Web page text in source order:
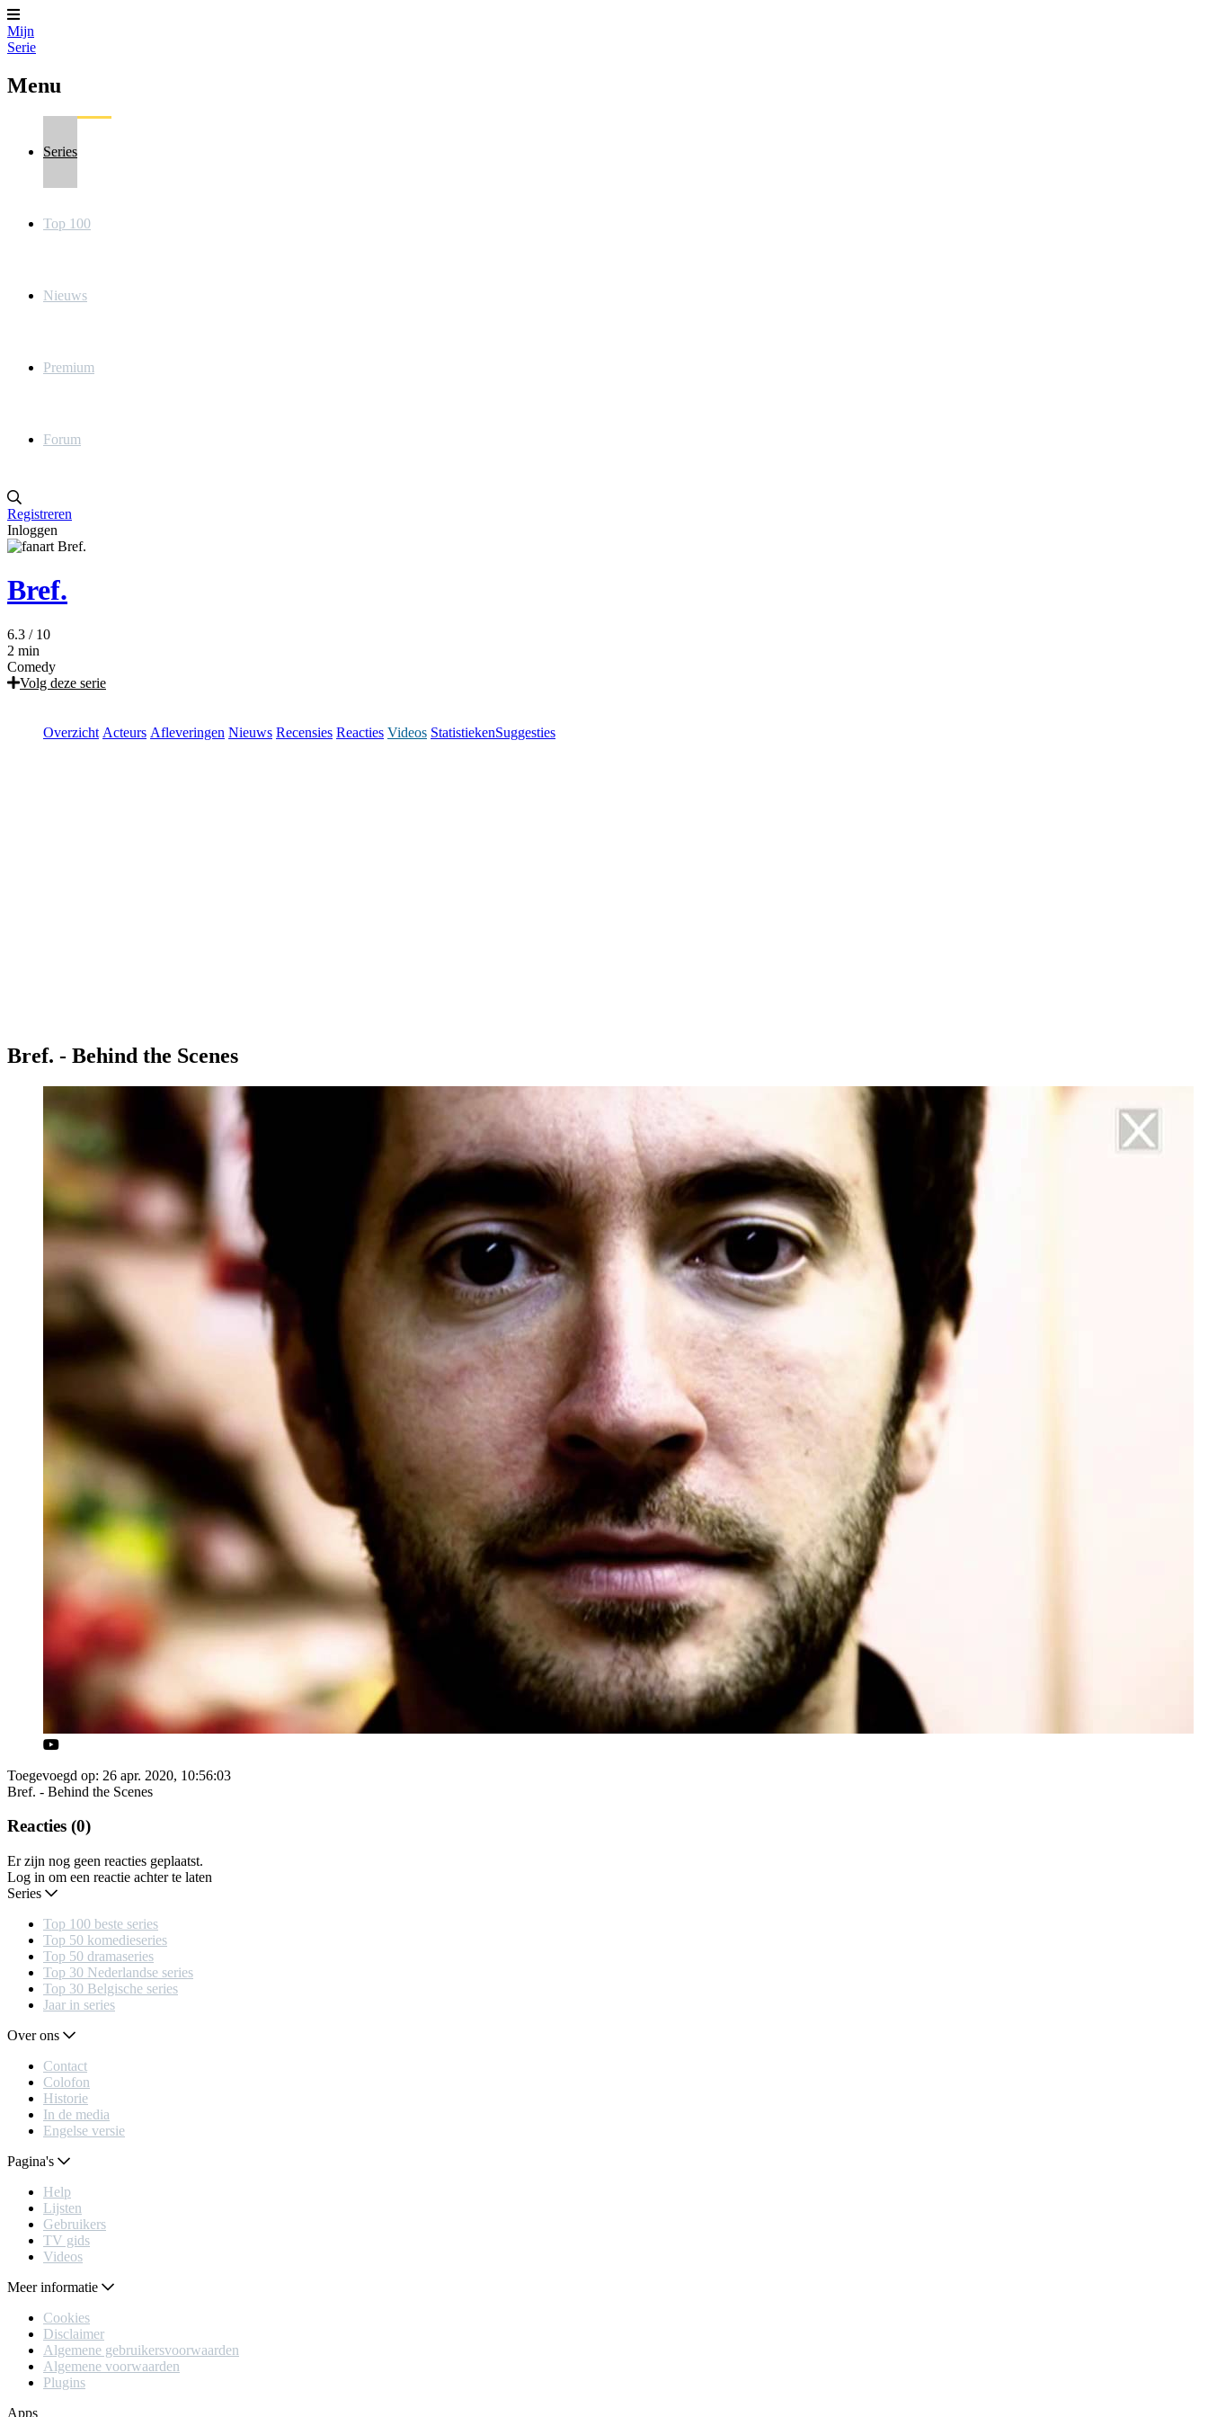
Mijn
Serie
Menu
Series
Top 100
Nieuws
Premium
Forum
Registreren
Inloggen
Bref.
6.3 / 10
2 min
Comedy
Volg deze serie
Overzicht Acteurs Afleveringen Nieuws Recensies Reacties Videos StatistiekenSuggesties
Bref. - Behind the Scenes
Toegevoegd op: 26 apr. 2020, 10:56:03
Bref. - Behind the Scenes
Reacties (0)
Er zijn nog geen reacties geplaatst.
Log in om een reactie achter te laten
Series
Top 100 beste series
Top 50 komedieseries
Top 50 dramaseries
Top 30 Nederlandse series
Top 30 Belgische series
Jaar in series
Over ons
Contact
Colofon
Historie
In de media
Engelse versie
Pagina's
Help
Lijsten
Gebruikers
TV gids
Videos
Meer informatie
Cookies
Disclaimer
Algemene gebruikersvoorwaarden
Algemene voorwaarden
Plugins
Apps